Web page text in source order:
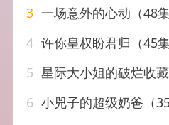
3 一场意外的心动（48
4 许你皇权盼君归（45
5 星际大小姐的破烂收藏
6 小兕子的超级奶爸（